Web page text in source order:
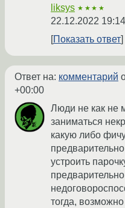
liksys ★★★★
22.12.2022
Показать ответ
Ответ на: комментарий
+00:00
Люди не как не
заниматься
какую либо
устроить
тогда,